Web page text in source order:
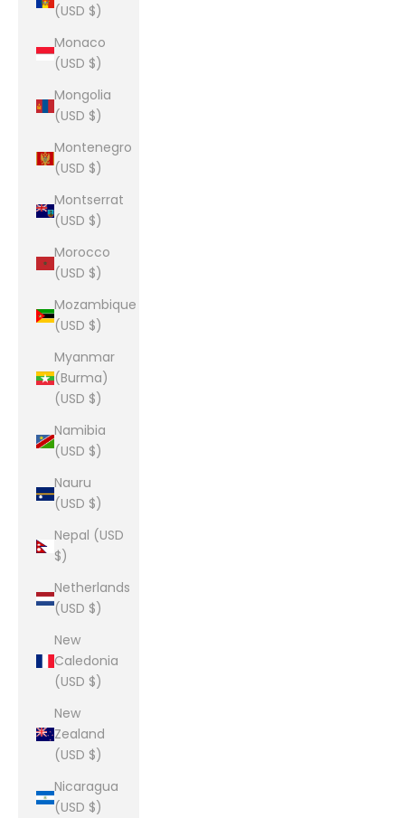
(USD $)
Monaco
(USD $)
Mongolia
(USD $)
Montenegro
(USD $)
Montserrat
(USD $)
Morocco
(USD $)
Mozambique
(USD $)
Myanmar
(Burma)
(USD $)
Namibia
(USD $)
Nauru
(USD $)
Nepal (USD
$)
Netherlands
(USD $)
New
Caledonia
(USD $)
New
Zealand
(USD $)
Nicaragua
(USD $)